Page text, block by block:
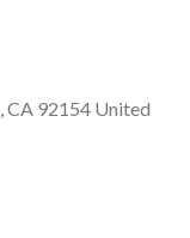
CA 92154 United